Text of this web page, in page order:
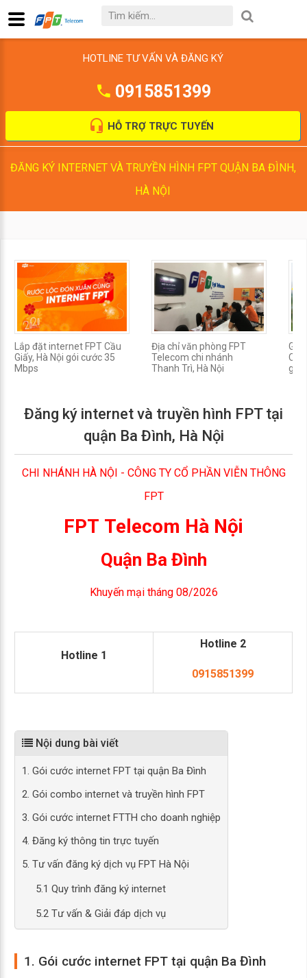
HOTLINE TƯ VẤN VÀ ĐĂNG KÝ
0915851399
HỖ TRỢ TRỰC TUYẾN
ĐĂNG KÝ INTERNET VÀ TRUYỀN HÌNH FPT QUẬN BA ĐÌNH,
HÀ NỘI
Lắp đặt internet FPT Cầu
Giấy, Hà Nội gói cước 35
Mbps
Địa chỉ văn phòng FPT
Telecom chi nhánh
Thanh Trì, Hà Nội
Gói
Cầu
gia
Đăng ký internet và truyền hình FPT tại
quận Ba Đình, Hà Nội
CHI NHÁNH HÀ NỘI - CÔNG TY CỔ PHẦN VIỄN THÔNG
FPT
FPT Telecom Hà Nội
Quận Ba Đình
Khuyến mại tháng 08/2026
Hotline 1
Hotline 2
0915851399
Nội dung bài viết
1. Gói cước internet FPT tại quận Ba Đình
2. Gói combo internet và truyền hình FPT
3. Gói cước internet FTTH cho doanh nghiệp
4. Đăng ký thông tin trực tuyến
5. Tư vấn đăng ký dịch vụ FPT Hà Nội
5.1 Quy trình đăng ký internet
5.2 Tư vấn & Giải đáp dịch vụ
1. Gói cước internet FPT tại quận Ba Đình